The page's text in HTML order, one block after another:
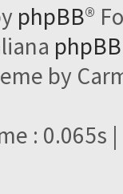
phpBB®
by
: 0.065s